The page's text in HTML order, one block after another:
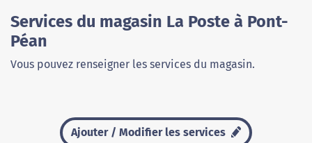
Services du magasin La Poste à Pont-
Péan
Vous pouvez renseigner les services du magasin.
Ajouter / Modifier les services